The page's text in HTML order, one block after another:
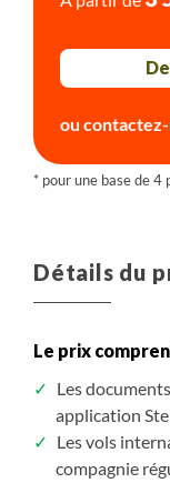
ou
Détails du
Le prix
Les
application
Les vols
compagnie